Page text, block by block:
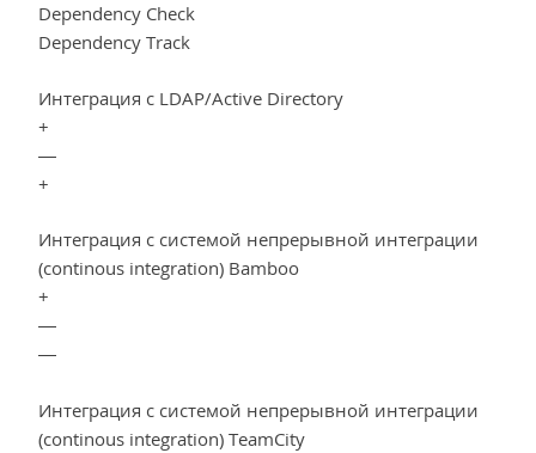
Dependency Check
Dependency Track
Интеграция с LDAP/Active Directory
+
—
+
Интеграция с системой непрерывной интеграции
(continous integration) Bamboo
+
—
—
Интеграция с системой непрерывной интеграции
(continous integration) TeamCity